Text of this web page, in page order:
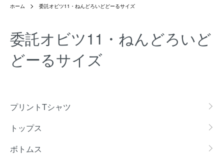
ホーム 委託オビツ11・ねんどろいどどーるサイズ
委託オビツ11・ねんどろいど
どーるサイズ
プリントTシャツ
トップス
ボトムス